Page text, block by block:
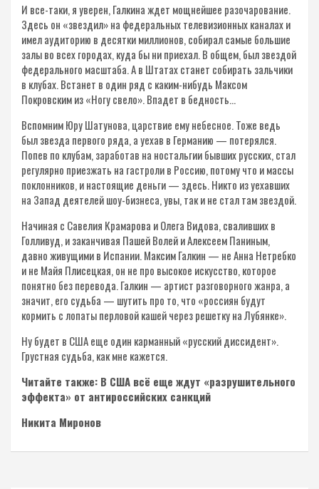
И все-таки, я уверен, Галкина ждет мощнейшее разочарование.
Здесь он «звездил» на федеральных телевизионных каналах и
имел аудиторию в десятки миллионов, собирал самые большие
залы во всех городах, куда бы ни приехал. В общем, был звездой
федерального масштаба. А в Штатах станет собирать зальчики
в клубах. Встанет в один ряд с каким-нибудь Максом
Покровским из «Ногу свело». Впадет в бедность…
Вспомним Юру Шатунова, царствие ему небесное. Тоже ведь
был звезда первого ряда, а уехав в Германию — потерялся.
Попев по клубам, заработав на ностальгии бывших русских, стал
регулярно приезжать на гастроли в Россию, потому что и массы
поклонников, и настоящие деньги — здесь. Никто из уехавших
на Запад деятелей шоу-бизнеса, увы, так и не стал там звездой.
Начиная с Савелия Крамарова и Олега Видова, сваливших в
Голливуд, и заканчивая Пашей Волей и Алексеем Паниным,
давно живущими в Испании. Максим Галкин — не Анна Нетребко
и не Майя Плисецкая, он не про высокое искусство, которое
понятно без перевода. Галкин — артист разговорного жанра, а
значит, его судьба — шутить про то, что «россиян будут
кормить с лопаты перловой кашей через решетку на Лубянке».
Ну будет в США еще один карманный «русский диссидент».
Грустная судьба, как мне кажется.
Читайте также: В США всё еще ждут «разрушительного
эффекта» от антироссийских санкций
Никита Миронов